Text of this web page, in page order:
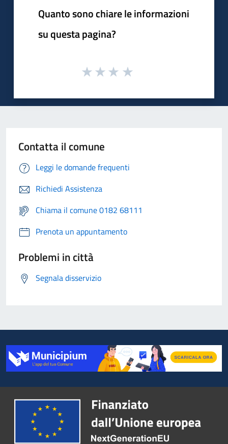
Quanto sono chiare le informazioni
su questa pagina?
Contatta il comune
Leggi le domande frequenti
Richiedi Assistenza
Chiama il comune 0182 68111
Prenota un appuntamento
Problemi in città
Segnala disservizio